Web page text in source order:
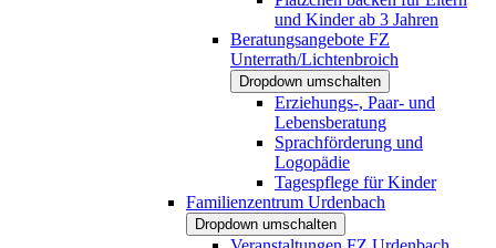
und Kinder ab 3 Jahren
Beratungsangebote FZ
Unterrath/Lichtenbroich
Dropdown umschalten
Erziehungs-, Paar- und
Lebensberatung
Sprachförderung und
Logopädie
Tagespflege für Kinder
Familienzentrum Urdenbach
Dropdown umschalten